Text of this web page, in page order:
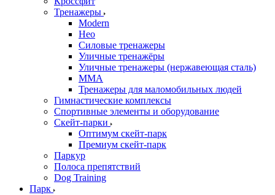
Тренажеры
Modern
Нео
Силовые тренажеры
Уличные тренажёры
Уличные тренажеры (нержавеющая сталь)
ММА
Тренажеры для маломобильных людей
Гимнастические комплексы
Спортивные элементы и оборудование
Скейт-парки
Оптимум скейт-парк
Премиум скейт-парк
Паркур
Полоса препятствий
Dog Training
Парк